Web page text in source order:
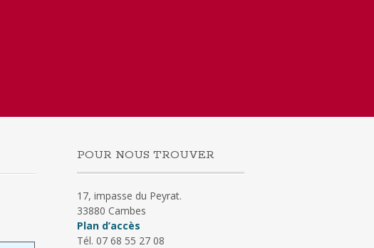
POUR NOUS TROUVER
17, impasse du Peyrat.
33880 Cambes
Plan d’accès
Tél. 07 68 55 27 08